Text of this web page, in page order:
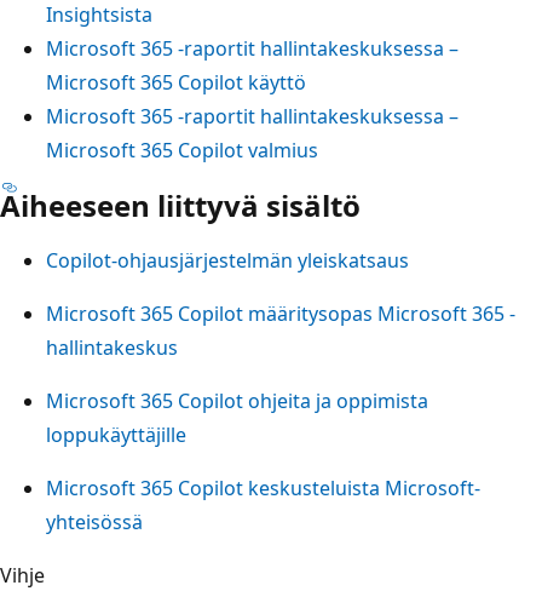
Insightsista
Microsoft 365 -raportit hallintakeskuksessa –
Microsoft 365 Copilot käyttö
Microsoft 365 -raportit hallintakeskuksessa –
Microsoft 365 Copilot valmius
Aiheeseen liittyvä sisältö
Copilot-ohjausjärjestelmän yleiskatsaus
Microsoft 365 Copilot määritysopas Microsoft 365 -
hallintakeskus
Microsoft 365 Copilot ohjeita ja oppimista
loppukäyttäjille
Microsoft 365 Copilot keskusteluista Microsoft-
yhteisössä
Vihje